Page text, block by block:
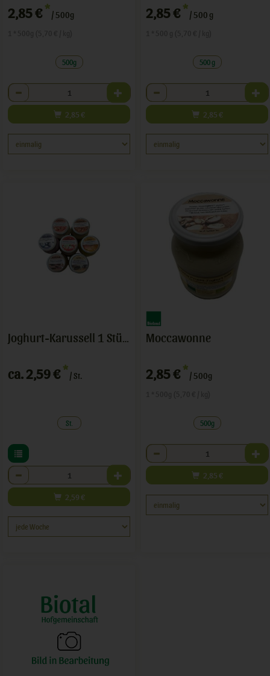
2,85 € */ 500g
500g
Anzahl
2,85 €
2,85 € */ 500 g
500 g
Anzahl
2,85 €
Joghurt-Karussell 1 Stück
ca. 2,59 € */ St.
St.
Anzahl
2,59 €
Moccawonne
2,85 € */ 500g
500g
Anzahl
2,85 €